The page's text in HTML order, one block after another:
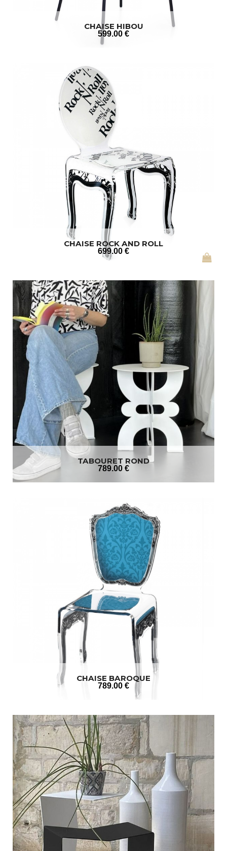
CHAISE HIBOU
599.00 €
CHAISE ROCK AND ROLL
699.00 €
TABOURET ROND
789.00 €
CHAISE BAROQUE
789.00 €